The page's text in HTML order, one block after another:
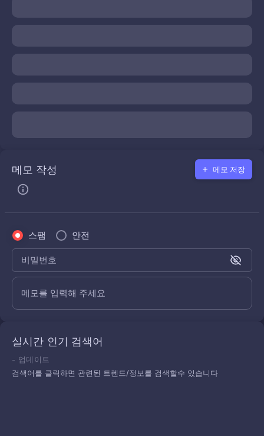
메모 작성 메모 저장
스팸 안전
비밀번호
메모를 입력해 주세요
실시간 인기 검색어
- 업데이트
검색어를 클릭하면 관련된 트렌드/정보를 검색할수 있습니다